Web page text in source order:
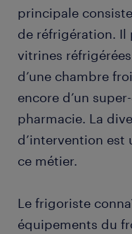
avantages de
randstad.
formation et
FAQs.
principale
de réfrigération. Il
vitrines
d’une chambre
encore d’un
pharmacie. La
d’intervention
ce métier.
Le frigoriste
équipements du